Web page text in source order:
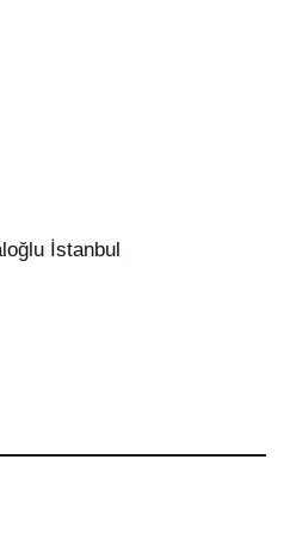
İstanbul